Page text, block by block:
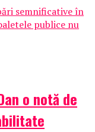
semnificative în
publice nu
o notă de